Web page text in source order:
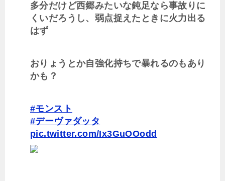
多分だけど西郷みたいな鈍足なら事故りに
くいだろうし、弱点捉えたときに火力出る
はず
おりょうとか自強化持ちで暴れるのもあり
かも？
#モンスト
#デーヴァダッタ
pic.twitter.com/Ix3GuOOodd